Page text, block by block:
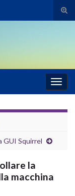
il
la
GUI Squirrel
la
macchina